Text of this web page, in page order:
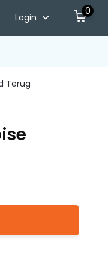
Login
0
Terug